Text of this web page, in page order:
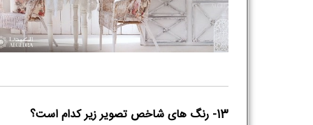
13- رنگ های شاخص تصویر زیر کدام است؟